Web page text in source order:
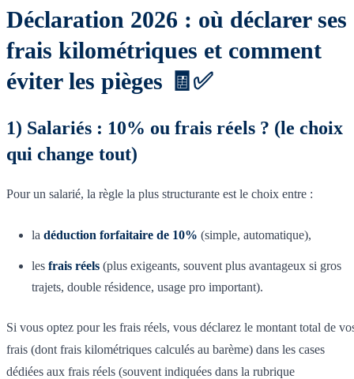
Déclaration 2026 : où déclarer ses
frais kilométriques et comment
éviter les pièges 🧾✅
1) Salariés : 10% ou frais réels ? (le choix
qui change tout)
Pour un salarié, la règle la plus structurante est le choix entre :
la déduction forfaitaire de 10% (simple, automatique),
les frais réels (plus exigeants, souvent plus avantageux si gros
trajets, double résidence, usage pro important).
Si vous optez pour les frais réels, vous déclarez le montant total de
frais (dont frais kilométriques calculés au barème) dans les cases
dédiées aux frais réels (souvent indiquées dans la rubrique